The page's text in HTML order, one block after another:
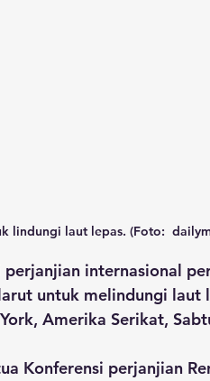
lindungi laut lepas. (Foto:
internasional
untuk melindungi laut
Amerika Serikat,
Konferensi perjanjian